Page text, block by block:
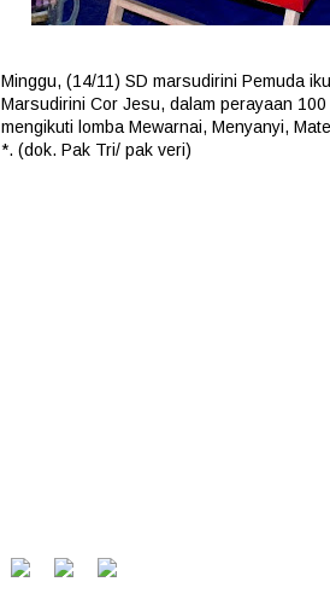
Minggu, (14/11) SD marsudirini Pemuda
Marsudirini Cor Jesu, dalam perayaan
mengikuti lomba Mewarnai, Menyanyi,
*. (dok. Pak Tri/ pak veri)